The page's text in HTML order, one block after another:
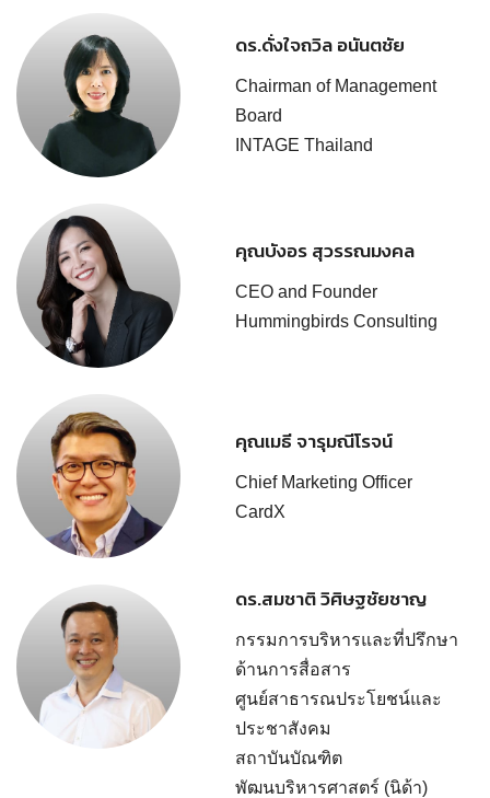
ดร.ดั่งใจถวิล อนันตชัย
Chairman of Management
Board
INTAGE Thailand
คุณบังอร สุวรรณมงคล
CEO and Founder
Hummingbirds Consulting
คุณเมธี จารุมณีโรจน์
Chief Marketing Officer
CardX
ดร.สมชาติ วิศิษฐชัยชาญ
กรรมการบริหารและที่ปรึกษา
ด้านการสื่อสาร
ศูนย์สาธารณประโยชน์และ
ประชาสังคม
สถาบันบัณฑิต
พัฒนบริหารศาสตร์ (นิด้า)